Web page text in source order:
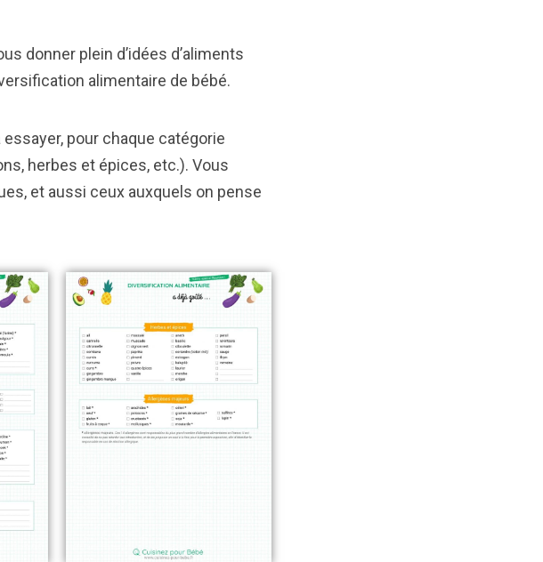
donner plein d’idées d’aliments
alimentaire de bébé.
pour chaque catégorie
herbes et épices, etc.). Vous
et aussi ceux auxquels on pense